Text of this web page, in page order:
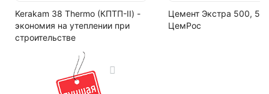
Кол-во в машине
6336 шт
Kerakam 38 Thermo (КПТП-II) -
экономия на утеплении при
строительстве
Цемент Экстра 500, 50
ЦемРос